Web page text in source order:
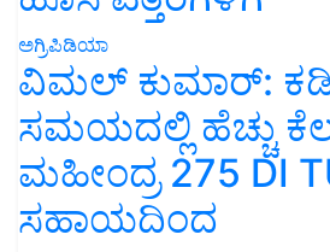
ಅಗ್ರಿಪಿಡಿಯಾ
ವಿಮಲ್ ಕುಮಾರ್:
ಸಮಯದಲ್ಲಿ ಹೆಚ್ಚು
ಮಹೀಂದ್ರ 275 DI
ಸಹಾಯದಿಂದ